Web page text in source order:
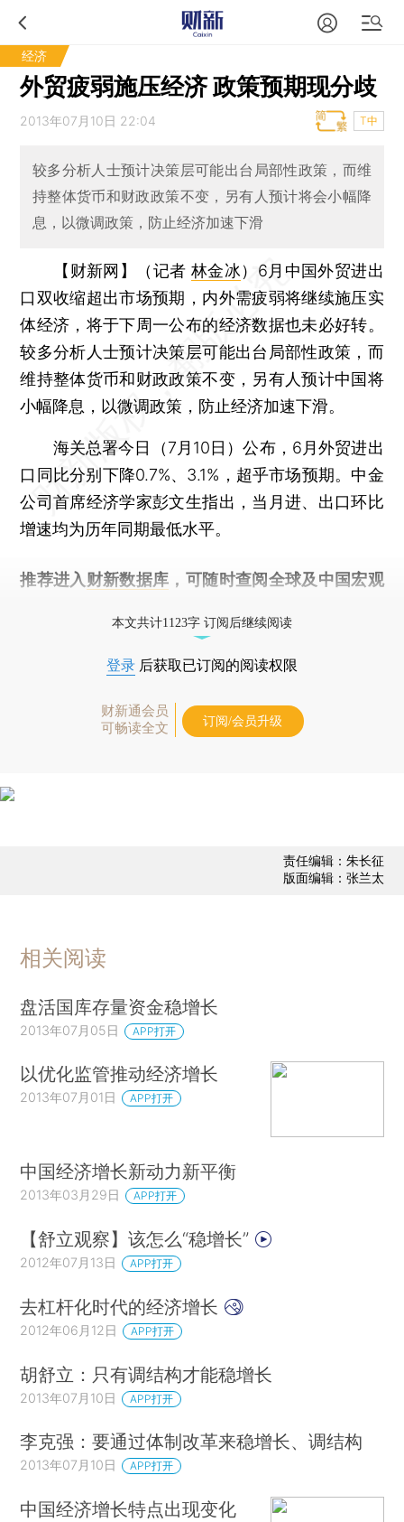
经济
外贸疲弱施压经济 政策预期现分歧
2013年07月10日 22:04 T中
较多分析人士预计决策层可能出台局部性政策，而维
持整体货币和财政政策不变，另有人预计将会小幅降
息，以微调政策，防止经济加速下滑
【财新网】（记者林金冰） 6月中国外贸进出
口双收缩超出市场预期，内外需疲弱将继续施压实
体经济，将于下周一公布的经济数据也未必好转。
较多分析人士预计决策层可能出台局部性政策，而
维持整体货币和财政政策不变，另有人预计中国将
小幅降息，以微调政策，防止经济加速下滑。
海关总署今日（7月10日）公布，6月外贸进出
口同比分别下降0.7%、3.1%，超乎市场预期。中金
公司首席经济学家彭文生指出，当月进、出口环比
增速均为历年同期最低水平。
推荐进入 财新数据库 ，可随时查阅全球及中国宏观
本文共计1123字 订阅后继续阅读
登录 后获取已订阅的阅读权限
财新通会员
可畅读全文
订阅/会员升级
责任编辑：朱长征
版面编辑：张兰太
相关阅读
盘活国库存量资金稳增长
2013年07月05日 APP打开
以优化监管推动经济增长
2013年07月01日 APP打开
中国经济增长新动力新平衡
2013年03月29日 APP打开
【舒立观察】该怎么“稳增长”
2012年07月13日 APP打开
去杠杆化时代的经济增长
2012年06月12日 APP打开
胡舒立：只有调结构才能稳增长
2013年07月10日 APP打开
李克强：要通过体制改革来稳增长、调结构
2013年07月10日 APP打开
中国经济增长特点出现变化